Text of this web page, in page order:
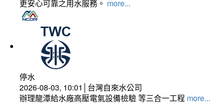
更安心可靠之用水服務。 more...
停水
2026-08-03, 10:01│台灣自來水公司
辦理龍潭給水廠高壓電氣設備檢驗 等三合一工程 more...